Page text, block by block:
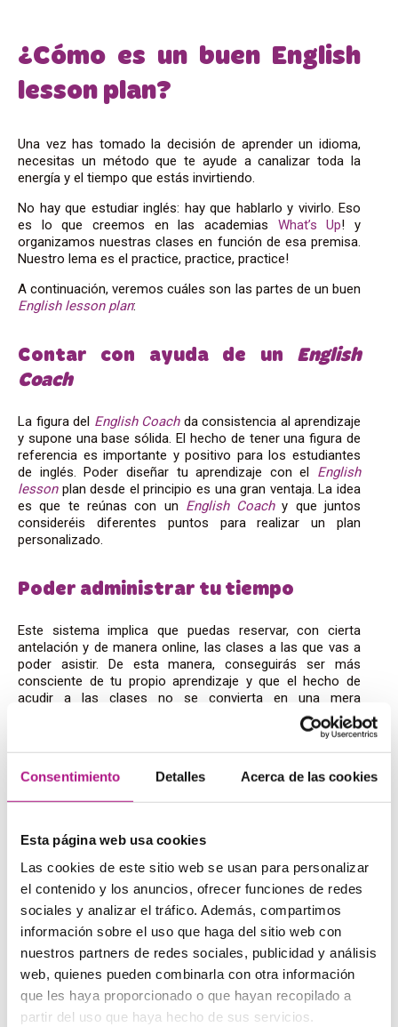
Consentimiento Detalles Acerca de las cookies
Esta página web usa cookies
Las cookies de este sitio web se usan para personalizar
el contenido y los anuncios, ofrecer funciones de redes
sociales y analizar el tráfico. Además, compartimos
información sobre el uso que haga del sitio web con
nuestros partners de redes sociales, publicidad y análisis
web, quienes pueden combinarla con otra información
que les haya proporcionado o que hayan recopilado a
partir del uso que haya hecho de sus servicios.
¿Cómo es un buen English
lesson plan?
Una vez has tomado la decisión de aprender un idioma,
necesitas un método que te ayude a canalizar toda la
energía y el tiempo que estás invirtiendo.
No hay que estudiar inglés: hay que hablarlo y vivirlo. Eso
es lo que creemos en las academias What’s Up! y
organizamos nuestras clases en función de esa premisa.
Nuestro lema es el practice, practice, practice!
A continuación, veremos cuáles son las partes de un buen
English lesson plan:
Contar con ayuda de un English
Coach
La figura del English Coach da consistencia al aprendizaje
y supone una base sólida. El hecho de tener una figura de
referencia es importante y positivo para los estudiantes
de inglés. Poder diseñar tu aprendizaje con el English
lesson plan desde el principio es una gran ventaja. La idea
es que te reúnas con un English Coachy que juntos
consideréis diferentes puntos para realizar un plan
personalizado.
Poder administrar tu tiempo
Este sistema implica que puedas reservar, con cierta
antelación y de manera online, las clases a las que vas a
poder asistir. De esta manera, conseguirás ser más
consciente de tu propio aprendizaje y que el hecho de
acudir a las clases no se convierta en una mera
Un buenEnglish lesson planincluye escoger bien cómo
útiles que después puedas aplicar en tu día a día.
participativas dónde se emplean las nuevas tecnologías
como herramienta de aprendizaje.
La importancia de la
personalización.
Una vez marcados los objetivos con ayuda de tuEnglish
Coach , y empezado el curso en What’s Up!, podrás